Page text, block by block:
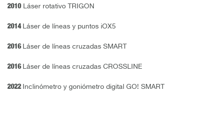
2010 Láser rotativo TRIGON
2014 Láser de líneas y puntos iOX5
2016 Láser de líneas cruzadas SMART
2016 Láser de líneas cruzadas CROSSLINE
2022 Inclinómetro y goniómetro digital GO! SMART